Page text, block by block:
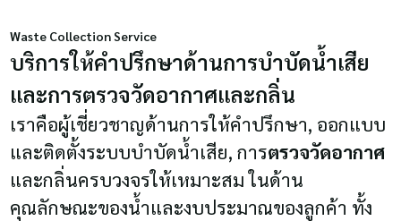
Waste Collection Service
บริการให้คำปรึกษาด้านการบำบัดน้ำเสีย
และการตรวจวัดอากาศและกลิ่น
เราคือผู้เชี่ยวชาญด้านการให้คำปรึกษา, ออกแบบ
และติดตั้งระบบบำบัดน้ำเสีย, การตรวจวัดอากาศ
และกลิ่นครบวงจรให้เหมาะสม ในด้าน
คุณลักษณะของน้ำและงบประมาณของลูกค้า ทั้ง